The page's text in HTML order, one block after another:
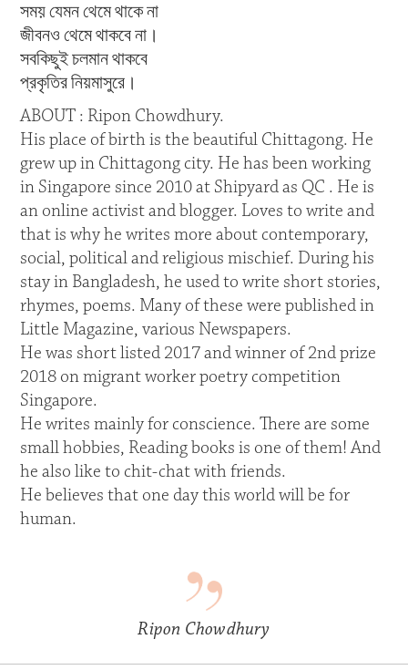
সময় যেমন থেমে থাকে না
জীবনও থেমে থাকবে না।
সবকিছুই চলমান থাকবে
প্রকৃতির নিয়মাসুরে।
ABOUT : Ripon Chowdhury.
His place of birth is the beautiful Chittagong. He
grew up in Chittagong city. He has been working
in Singapore since 2010 at Shipyard as QC . He is
an online activist and blogger. Loves to write and
that is why he writes more about contemporary,
social, political and religious mischief. During his
stay in Bangladesh, he used to write short stories,
rhymes, poems. Many of these were published in
Little Magazine, various Newspapers.
He was short listed 2017 and winner of 2nd prize
2018 on migrant worker poetry competition
Singapore.
He writes mainly for conscience. There are some
small hobbies, Reading books is one of them! And
he also like to chit-chat with friends.
He believes that one day this world will be for
human.
Ripon Chowdhury